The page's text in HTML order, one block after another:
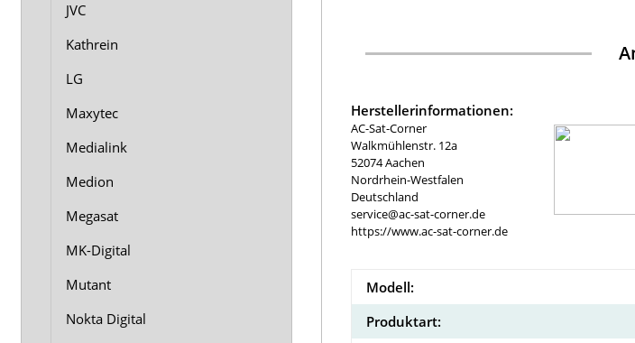
Herstellerinformationen:
AC-Sat-Corner
Walkmühlenstr. 12a
52074 Aachen
Nordrhein-Westfalen
Deutschland
service@ac-sat-corner.de
https://www.ac-sat-corner.de
Modell:
Produktart:
JVC
Kathrein
LG
Maxytec
Medialink
Medion
Megasat
MK-Digital
Mutant
Nokta Digital